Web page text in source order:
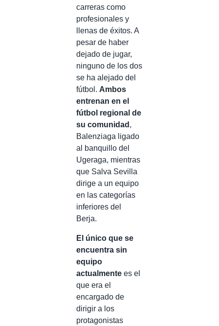
carreras como
profesionales y
llenas de éxitos. A
pesar de haber
dejado de jugar,
ninguno de los dos
se ha alejado del
fútbol. Ambos
entrenan en el
fútbol regional de
su comunidad ,
Balenziaga ligado
al banquillo del
Ugeraga, mientras
que Salva Sevilla
dirige a un equipo
en las categorías
inferiores del
Berja.
El único que se
encuentra sin
equipo
actualmente es el
que era el
encargado de
dirigir a los
protagonistas